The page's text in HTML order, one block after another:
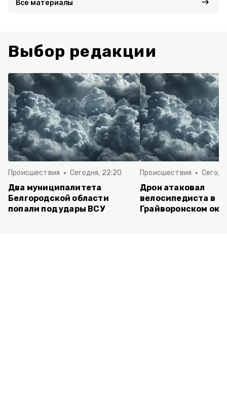
Все материалы
Выбор редакции
Происшествия Сегодня, 22:20
Два муниципалитета
Белгородской области
попали под удары ВСУ
Происшествия
Дрон атаковал
велосипедиста в
Грайворонском